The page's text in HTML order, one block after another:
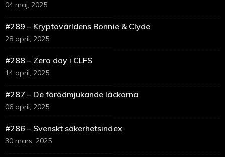
04 maj, 2025
#289 – Kryptovärldens Bonnie & Clyde
28 april, 2025
#288 – Zero day i CLFS
14 april, 2025
#287 – De förödmjukande läckorna
06 april, 2025
#286 – Svenskt säkerhetsindex
30 mars, 2025